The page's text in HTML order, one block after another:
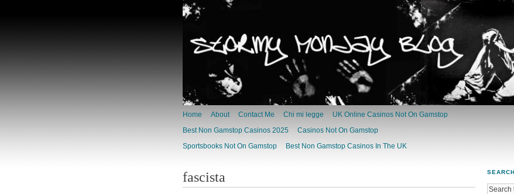
Home About Contact Me Chi mi legge
UK Online Casinos Not On Gamstop
Best Non Gamstop Casinos 2025
Casinos Not On Gamstop
Sportsbooks Not On Gamstop
Best Non Gamstop Casinos In The UK
fascista SEARCH